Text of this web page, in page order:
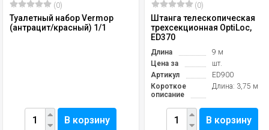
(0)
Туалетный набор Vermop
(антрацит/красный) 1/1
В корзину
(0)
Штанга телескопическая
трехсекционная OptiLoc,
ED370
Длина
9 м
Цена за
шт.
Артикул
ED900
Короткое
описание
Длина: 3,75 м
В корзину